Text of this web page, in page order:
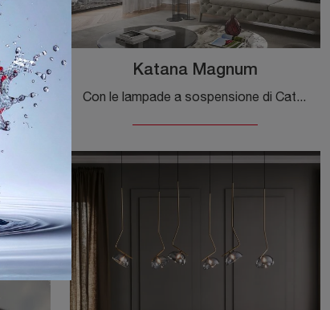
Ecco la lampada che fa per te! Il modello Magellano Magnum è una delle nostre lampade a sospensione di Cattelan Italia.
Katana Magnum
Con le lampade a sospensione di Cattelan Italia potrai impreziosire i tuoi spazi: clicca e scopri Katana Magnum!